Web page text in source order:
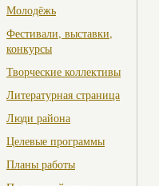
Молодёжь
Фестивали, выставки,
конкурсы
Творческие коллективы
Литературная страница
Люди района
Целевые программы
Планы работы